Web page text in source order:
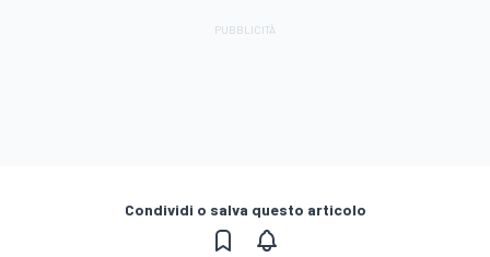
Condividi o salva questo articolo